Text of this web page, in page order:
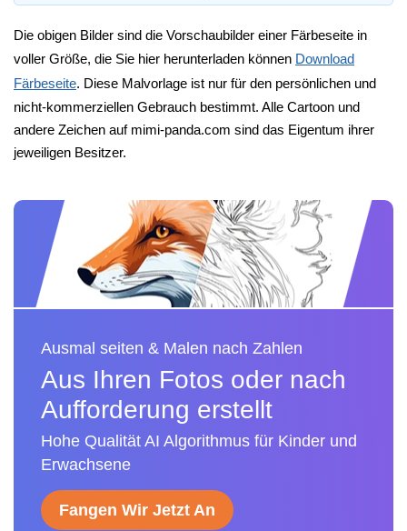
Die obigen Bilder sind die Vorschaubilder einer Färbeseite in
voller Größe, die Sie hier herunterladen können Download
Färbeseite. Diese Malvorlage ist nur für den persönlichen und
nicht-kommerziellen Gebrauch bestimmt. Alle Cartoon und
andere Zeichen auf mimi-panda.com sind das Eigentum ihrer
jeweiligen Besitzer.
Ausmal seiten & Malen nach Zahlen
Aus Ihren Fotos oder nach
Aufforderung erstellt
Hohe Qualität AI Algorithmus für Kinder und
Erwachsene
Fangen Wir Jetzt An